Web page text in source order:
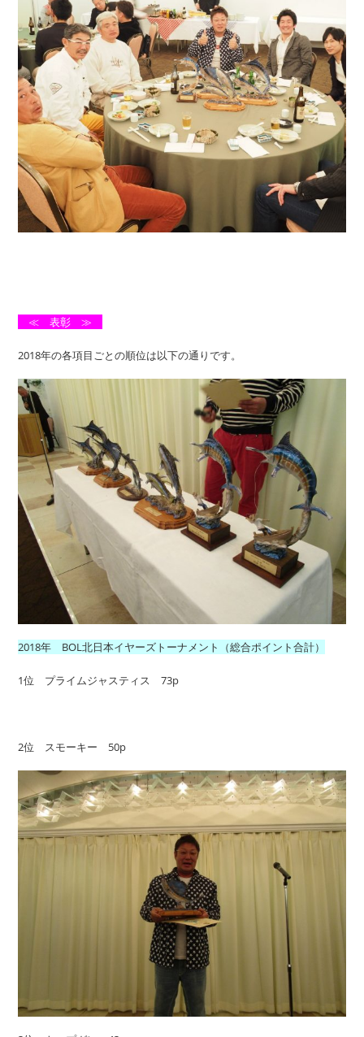
≪ 表彰 ≫
2018年の各項目ごとの順位は以下の通りです。
2018年 BOL北日本イヤーズトーナメント（総合ポイント合計）
1位 プライムジャスティス 73p
2位 スモーキー 50p